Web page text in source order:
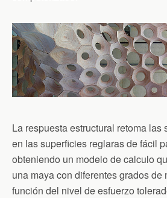
La respuesta estructural retoma
en las superficies reglaras de fácil
obteniendo un modelo de calculo
una maya con diferentes grados de
función del nivel de esfuerzo